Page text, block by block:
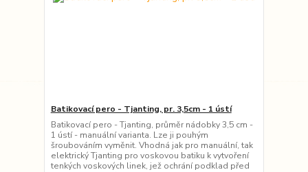
Batikovací pero - Tjanting, pr. 3,5cm - 1 ústí
Batikovací pero - Tjanting, průměr nádobky 3,5 cm -
1 ústí - manuální varianta. Lze ji pouhým
šroubováním vyměnit. Vhodná jak pro manuální, tak
elektrický Tjanting pro voskovou batiku k vytvoření
tenkých voskových linek, jež ochrání podklad před